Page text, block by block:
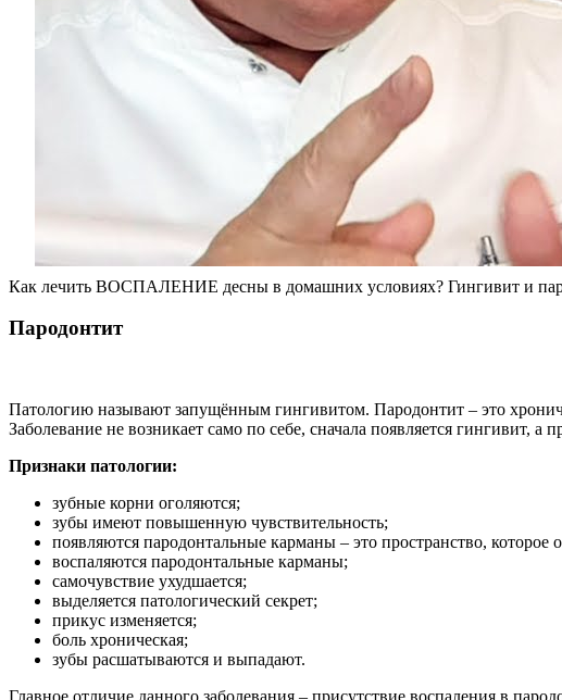
Как лечить ВОСПАЛЕНИЕ десны в домашних условиях? Гингивит и
Пародонтит
Патологию называют запущённым гингивитом. Пародонтит – это
Заболевание не возникает само по себе, сначала появляется гингивит, а
Признаки патологии:
зубные корни оголяются;
зубы имеют повышенную чувствительность;
появляются пародонтальные карманы – это пространство, которое
воспаляются пародонтальные карманы;
самочувствие ухудшается;
выделяется патологический секрет;
прикус изменяется;
боль хроническая;
зубы расшатываются и выпадают.
Главное отличие данного заболевания – присутствие воспаления в